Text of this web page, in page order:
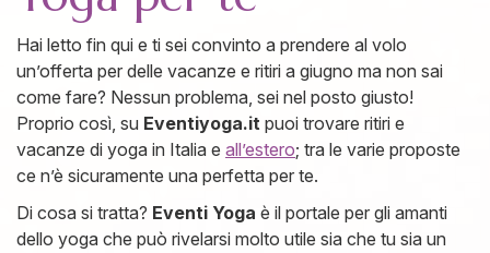
Hai letto fin qui e ti sei convinto a prendere al volo
un’offerta per delle vacanze e ritiri a giugno ma non sai
come fare? Nessun problema, sei nel posto giusto!
Proprio così, su Eventiyoga.it puoi trovare ritiri e
vacanze di yoga in Italia e all’estero; tra le varie proposte
ce n’è sicuramente una perfetta per te.
Di cosa si tratta? Eventi Yoga è il portale per gli amanti
dello yoga che può rivelarsi molto utile sia che tu sia un